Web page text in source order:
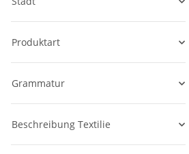
Produktart
Grammatur
Beschreibung Textilie